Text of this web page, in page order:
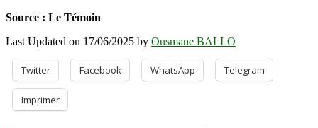
Source : Le Témoin
Last Updated on 17/06/2025 by Ousmane BALLO
Twitter Facebook WhatsApp Telegram
Imprimer